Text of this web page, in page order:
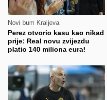
Novi bum Kraljeva
Perez otvorio kasu kao nikad
prije: Real novu zvijezdu
platio 140 miliona eura!